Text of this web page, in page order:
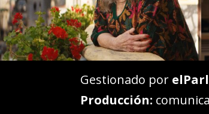
Gestionado por
Producción: